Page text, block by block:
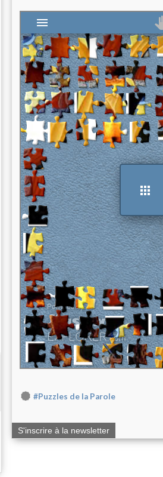
#Puzzles de la Parole
S'inscrire à la newsletter